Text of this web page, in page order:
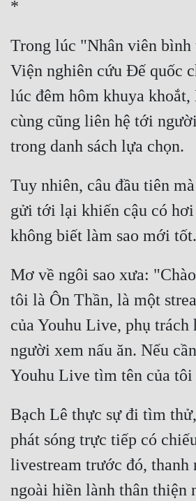
Trong lúc "Nhân viên bình
Viện nghiên cứu Đế quốc
lúc đêm hôm khuya
cùng cũng liên hệ tới
Tuy nhiên, câu đầu tiên
gửi tới lại khiến cậu có hơi
Mơ về ngôi sao xưa:
tôi là Ôn Thần, là một
của Youhu Live, phụ trách
người xem nấu ăn. Nếu
Bạch Lê thực sự đi tìm
phát sóng trực tiếp có
livestream trước đó, thanh
ngoài hiền lành thân thiện